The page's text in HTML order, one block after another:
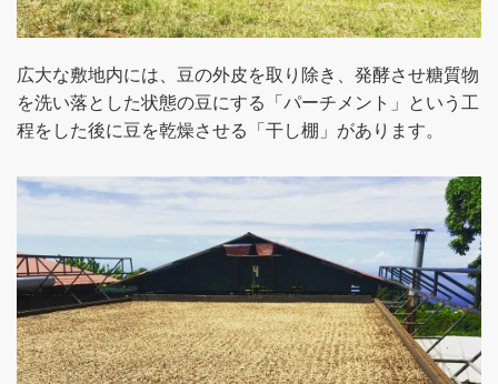
広大な敷地内には、豆の外皮を取り除き、発酵させ糖質物
を洗い落とした状態の豆にする「パーチメント」という工
程をした後に豆を乾燥させる「干し棚」があります。